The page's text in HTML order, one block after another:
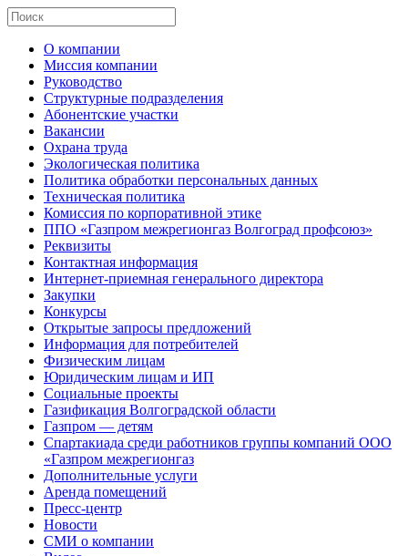
О компании
Миссия компании
Руководство
Структурные подразделения
Абонентские участки
Вакансии
Охрана труда
Экологическая политика
Политика обработки персональных данных
Техническая политика
Комиссия по корпоративной этике
ППО «Газпром межрегионгаз Волгоград профсоюз»
Реквизиты
Контактная информация
Интернет-приемная генерального директора
Закупки
Конкурсы
Открытые запросы предложений
Информация для потребителей
Физическим лицам
Юридическим лицам и ИП
Социальные проекты
Газификация Волгоградской области
Газпром — детям
Спартакиада среди работников группы компаний ООО
«Газпром межрегионгаз
Дополнительные услуги
Аренда помещений
Пресс-центр
Новости
СМИ о компании